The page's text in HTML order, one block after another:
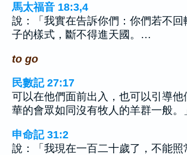
馬太福音 18:3,4
說：「我實在告訴你們：你們若不回
子的樣式，斷不得進天國。…
to go
民數記 27:17
可以在他們面前出入，也可以引導他
華的會眾如同沒有牧人的羊群一般。
申命記 31:2
說：「我現在一百二十歲了，不能照